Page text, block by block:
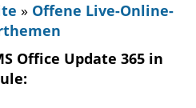
» Offene Live-Online-
Office Update 365 in